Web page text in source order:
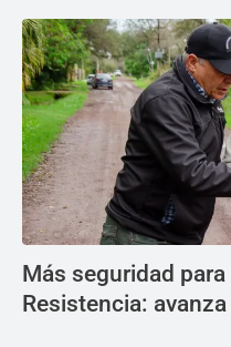
Más seguridad
Resistencia: